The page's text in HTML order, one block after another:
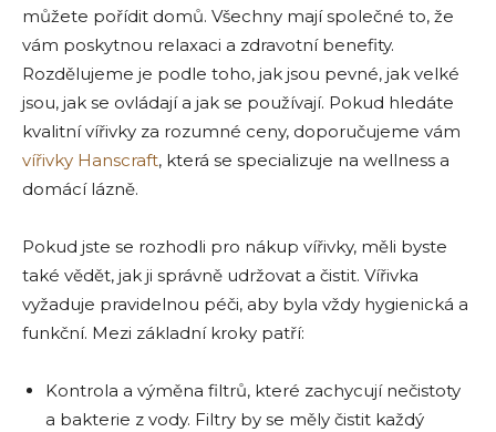
můžete pořídit domů. Všechny mají společné to, že
vám poskytnou relaxaci a zdravotní benefity.
Rozdělujeme je podle toho, jak jsou pevné, jak velké
jsou, jak se ovládají a jak se používají. Pokud hledáte
kvalitní vířivky za rozumné ceny, doporučujeme vám
vířivky Hanscraft, která se specializuje na wellness a
domácí lázně.
Pokud jste se rozhodli pro nákup vířivky, měli byste
také vědět, jak ji správně udržovat a čistit. Vířivka
vyžaduje pravidelnou péči, aby byla vždy hygienická a
funkční. Mezi základní kroky patří:
Kontrola a výměna filtrů, které zachycují nečistoty
a bakterie z vody. Filtry by se měly čistit každý